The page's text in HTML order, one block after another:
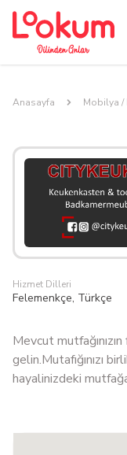
Anasayfa Mobilya /
Hizmet Dilleri
Felemenkçe, Türkçe
Mevcut
gelin.Mutafığınızı
hayalinizdeki